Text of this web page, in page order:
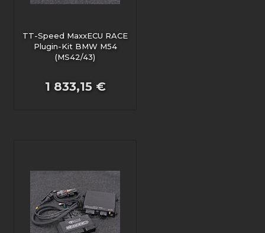
TT-Speed MaxxECU RACE
Plugin-Kit BMW M54
(MS42/43)
1 833,15 €